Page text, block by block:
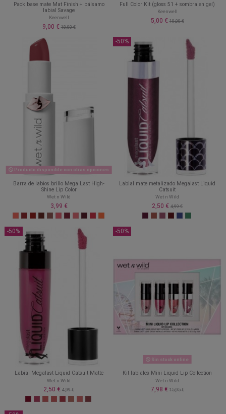
Pack base mate Mat Finish + bálsamo
labial Savage
Keenwell
9,00 €18,00 €
Full Color Kit (gloss 51 + sombra en gel)
Keenwell
5,00 €10,00 €
Producto disponible con otras opciones
Barra de labios brillo Mega Last High-
Shine Lip Color
Wet n Wild
3,99 €
-50%
Labial mate metalizado Megalast Liquid
Catsuit
Wet n Wild
2,50 € 4,99 €
-50%
Labial Megalast Liquid Catsuit Matte
Wet n Wild
2,50 € 4,99 €
-50%
Sin stock online
Kit labiales Mini Liquid Lip Collection
Wet n Wild
7,98 €15,95 €